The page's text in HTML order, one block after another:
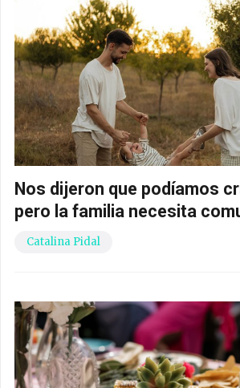
Nos dijeron que podíamos
pero la familia necesita
Catalina Pidal